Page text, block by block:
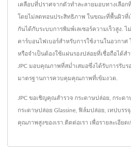
เคลือบที่ปราศจากตัวทำละลายมอบทางเลือ
โดยไม่ลดทอนประสิทธิภาพ ในขณะที่พื้นผิวที่
กันได้กับระบบการพิมพ์เลเซอร์ความเร็วสูง.
คาร์บอนไฟเบอร์สำหรับการใช้งานในอวกา
หรือจำเป็นต้องใช้แผ่นรองปล่อยที่เชื่อถือได้
JPC มอบคุณภาพที่สม่ำเสมอซึ่งได้รับการรับร
มาตรฐานการควบคุมคุณภาพที่เข้มงวด.
JPC ขอเชิญคุณสำรวจ กระดาษปล่อย กระดา
กระดาษปล่อย Glassine ฟิล์มปล่อย เทปบรร
คุณภาพสูงของเรา. ติดต่อเรา เพื่อรายละเอียด